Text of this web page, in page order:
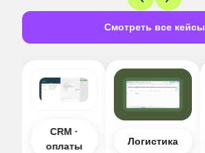
Смотреть все кейсы
CRM ·
оплаты
Логистика